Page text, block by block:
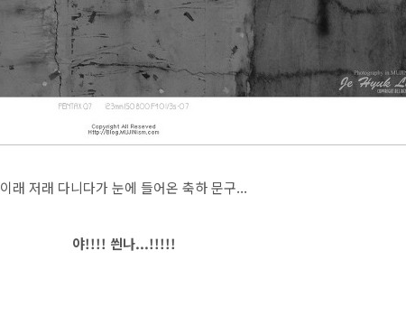
이래 저래 다니다가 눈에 들어온 축하 문구...
야!!!! 씐나...!!!!!